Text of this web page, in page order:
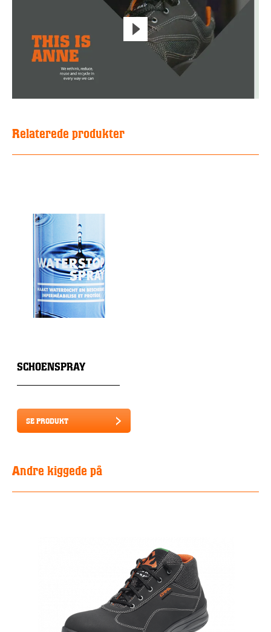
Relaterede produkter
SCHOENSPRAY
SE PRODUKT
Andre kiggede på